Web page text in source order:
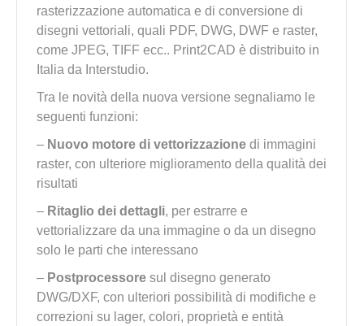
rasterizzazione automatica e di conversione di
disegni vettoriali, quali PDF, DWG, DWF e raster,
come JPEG, TIFF ecc.. Print2CAD è distribuito in
Italia da Interstudio.
Tra le novità della nuova versione segnaliamo le
seguenti funzioni:
– Nuovo motore di vettorizzazione di immagini
raster, con ulteriore miglioramento della qualità dei
risultati
– Ritaglio dei dettagli, per estrarre e
vettorializzare da una immagine o da un disegno
solo le parti che interessano
– Postprocessore sul disegno generato
DWG/DXF, con ulteriori possibilità di modifiche e
correzioni su lager, colori, proprietà e entità